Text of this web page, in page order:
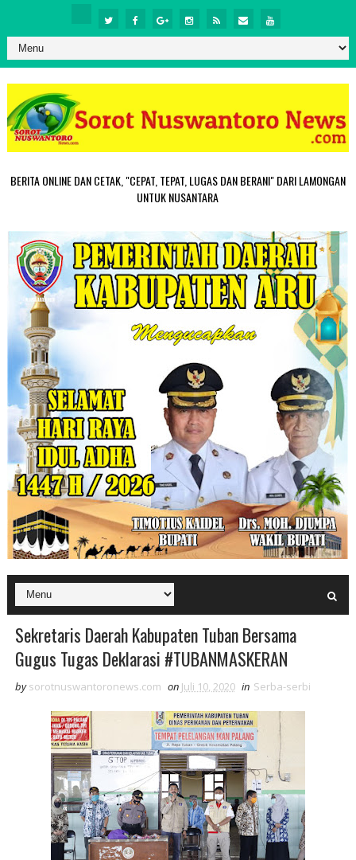
BERITA ONLINE DAN CETAK, "CEPAT, TEPAT, LUGAS DAN BERANI" DARI LAMONGAN
UNTUK NUSANTARA
Sekretaris Daerah Kabupaten Tuban Bersama
Gugus Tugas Deklarasi #TUBANMASKERAN
by sorotnuswantoronews.com on Juli 10, 2020 in Serba-serbi